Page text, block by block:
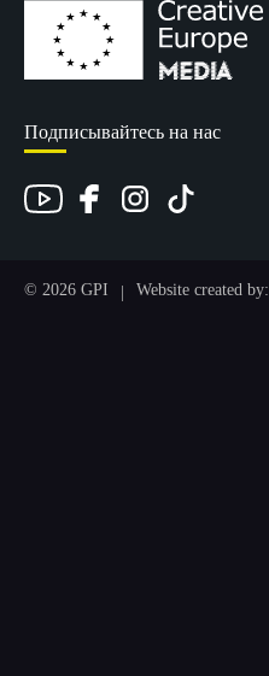
Подписывайтесь на нас
© 2026 GPI | Website created by: